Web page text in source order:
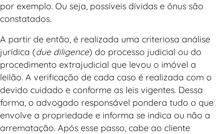
por exemplo. Ou seja, possíveis dívidas e ônus são
constatados.
A partir de então, é realizada uma criteriosa análise
jurídica (due diligence) do processo judicial ou do
procedimento extrajudicial que levou o imóvel a
leilão. A verificação de cada caso é realizada com o
devido cuidado e conforme as leis vigentes. Dessa
forma, o advogado responsável pondera tudo o que
envolve a propriedade e informa se indica ou não a
arrematação. Após esse passo, cabe ao cliente